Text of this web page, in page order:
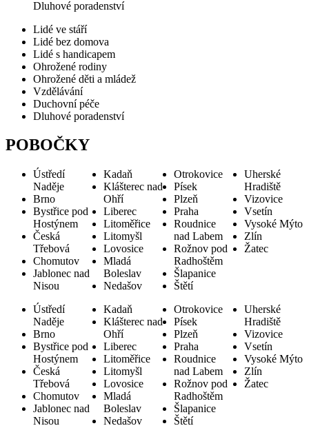
Dluhové poradenství
Lidé ve stáří
Lidé bez domova
Lidé s handicapem
Ohrožené rodiny
Ohrožené děti a mládež
Vzdělávání
Duchovní péče
Dluhové poradenství
POBOČKY
Ústředí
Naděje
Brno
Bystřice pod
Hostýnem
Česká
Třebová
Chomutov
Jablonec nad
Nisou
Kadaň
Klášterec nad
Ohří
Liberec
Litoměřice
Litomyšl
Lovosice
Mladá
Boleslav
Nedašov
Otrokovice
Písek
Plzeň
Praha
Roudnice
nad Labem
Rožnov pod
Radhoštěm
Šlapanice
Štětí
Uherské
Hradiště
Vizovice
Vsetín
Vysoké Mýto
Zlín
Žatec
Ústředí
Naděje
Brno
Bystřice pod
Hostýnem
Česká
Třebová
Chomutov
Jablonec nad
Nisou
Kadaň
Klášterec nad
Ohří
Liberec
Litoměřice
Litomyšl
Lovosice
Mladá
Boleslav
Nedašov
Otrokovice
Písek
Plzeň
Praha
Roudnice
nad Labem
Rožnov pod
Radhoštěm
Šlapanice
Štětí
Uherské
Hradiště
Vizovice
Vsetín
Vysoké Mýto
Zlín
Žatec